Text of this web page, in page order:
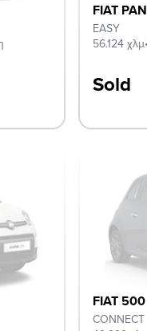
FIAT
EASY
56.124 χλμ
Sold
FIAT 500
CONNECT